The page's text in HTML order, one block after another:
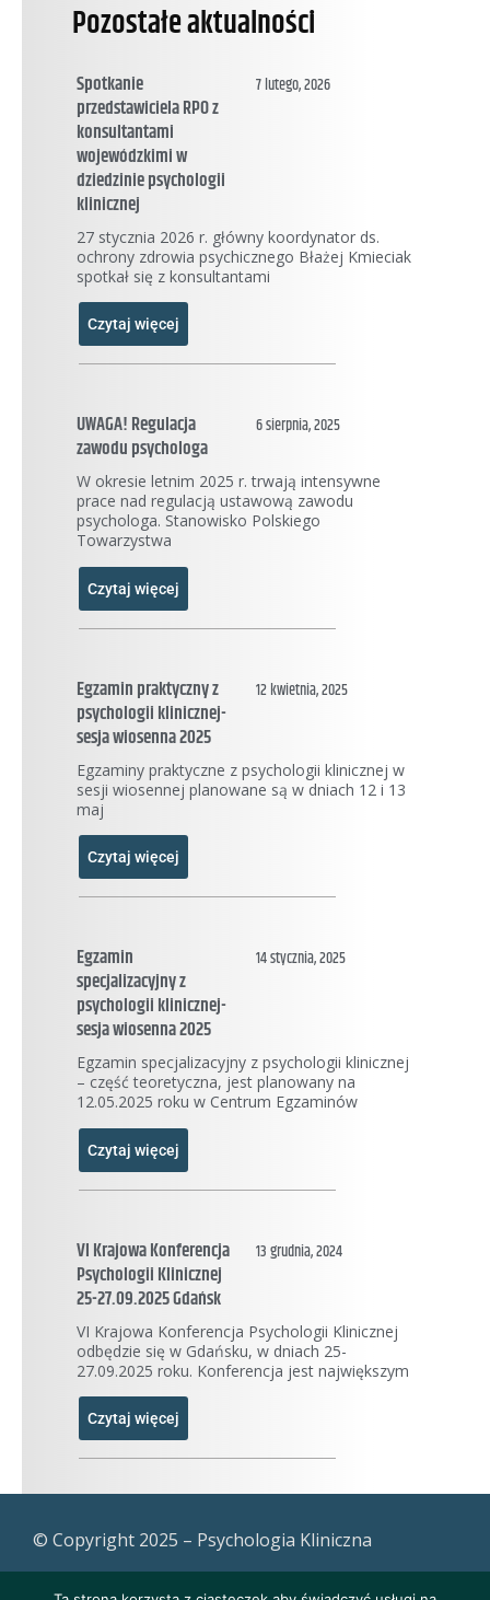
Pozostałe aktualności
Spotkanie
przedstawiciela RPO z
konsultantami
wojewódzkimi w
dziedzinie psychologii
klinicznej
7 lutego, 2026
27 stycznia 2026 r. główny koordynator ds.
ochrony zdrowia psychicznego Błażej Kmieciak
spotkał się z konsultantami
Czytaj więcej
UWAGA! Regulacja
zawodu psychologa
6 sierpnia, 2025
W okresie letnim 2025 r. trwają intensywne
prace nad regulacją ustawową zawodu
psychologa. Stanowisko Polskiego
Towarzystwa
Czytaj więcej
Egzamin praktyczny z
psychologii klinicznej-
sesja wiosenna 2025
12 kwietnia, 2025
Egzaminy praktyczne z psychologii klinicznej w
sesji wiosennej planowane są w dniach 12 i 13
maj
Czytaj więcej
Egzamin
specjalizacyjny z
psychologii klinicznej-
sesja wiosenna 2025
14 stycznia, 2025
Egzamin specjalizacyjny z psychologii klinicznej
– część teoretyczna, jest planowany na
12.05.2025 roku w Centrum Egzaminów
Czytaj więcej
VI Krajowa Konferencja
Psychologii Klinicznej
25-27.09.2025 Gdańsk
13 grudnia, 2024
VI Krajowa Konferencja Psychologii Klinicznej
odbędzie się w Gdańsku, w dniach 25-
27.09.2025 roku. Konferencja jest największym
Czytaj więcej
© Copyright 2025 – Psychologia Kliniczna